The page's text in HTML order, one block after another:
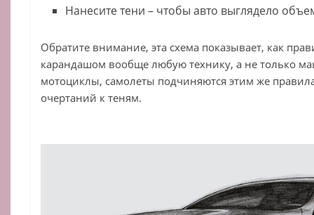
Нанесите тени – чтобы авто выглядело
Обратите внимание, эта схема показывает, как
карандашом вообще любую технику, а не только
мотоциклы, самолеты подчиняются этим же
очертаний к теням.